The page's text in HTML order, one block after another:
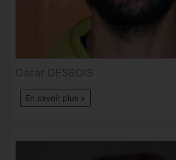
Oscar DESBOIS
En savoir plus »